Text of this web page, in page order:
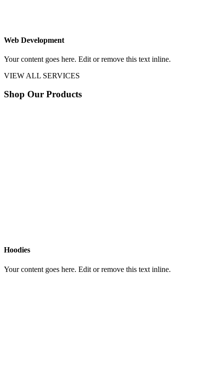
Web Development
Your content goes here. Edit or remove this text inline.
VIEW ALL SERVICES
Shop Our Products
Hoodies
Your content goes here. Edit or remove this text inline.